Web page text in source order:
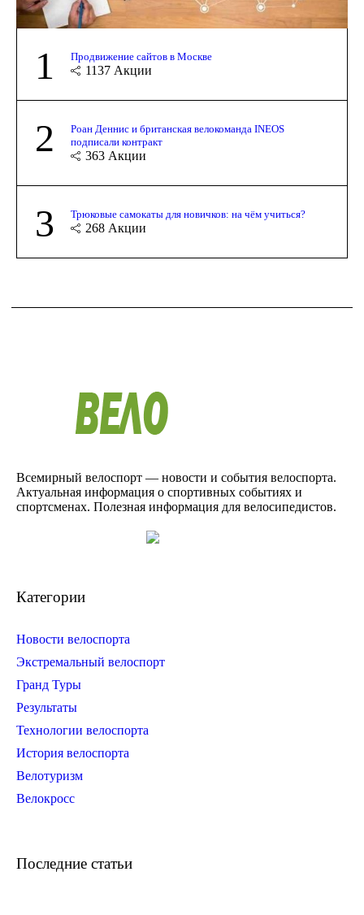
1 Продвижение сайтов в Москве
1137 Акции
2
Роан Деннис и британская велокоманда INEOS
подписали контракт
363 Акции
3 Трюковые самокаты для новичков: на чём учиться?
268 Акции
Всемирный велоспорт — новости и события велоспорта.
Актуальная информация о спортивных событиях и
спортсменах. Полезная информация для велосипедистов.
Категории
Новости велоспорта
Экстремальный велоспорт
Гранд Туры
Результаты
Технологии велоспорта
История велоспорта
Велотуризм
Велокросс
Последние статьи